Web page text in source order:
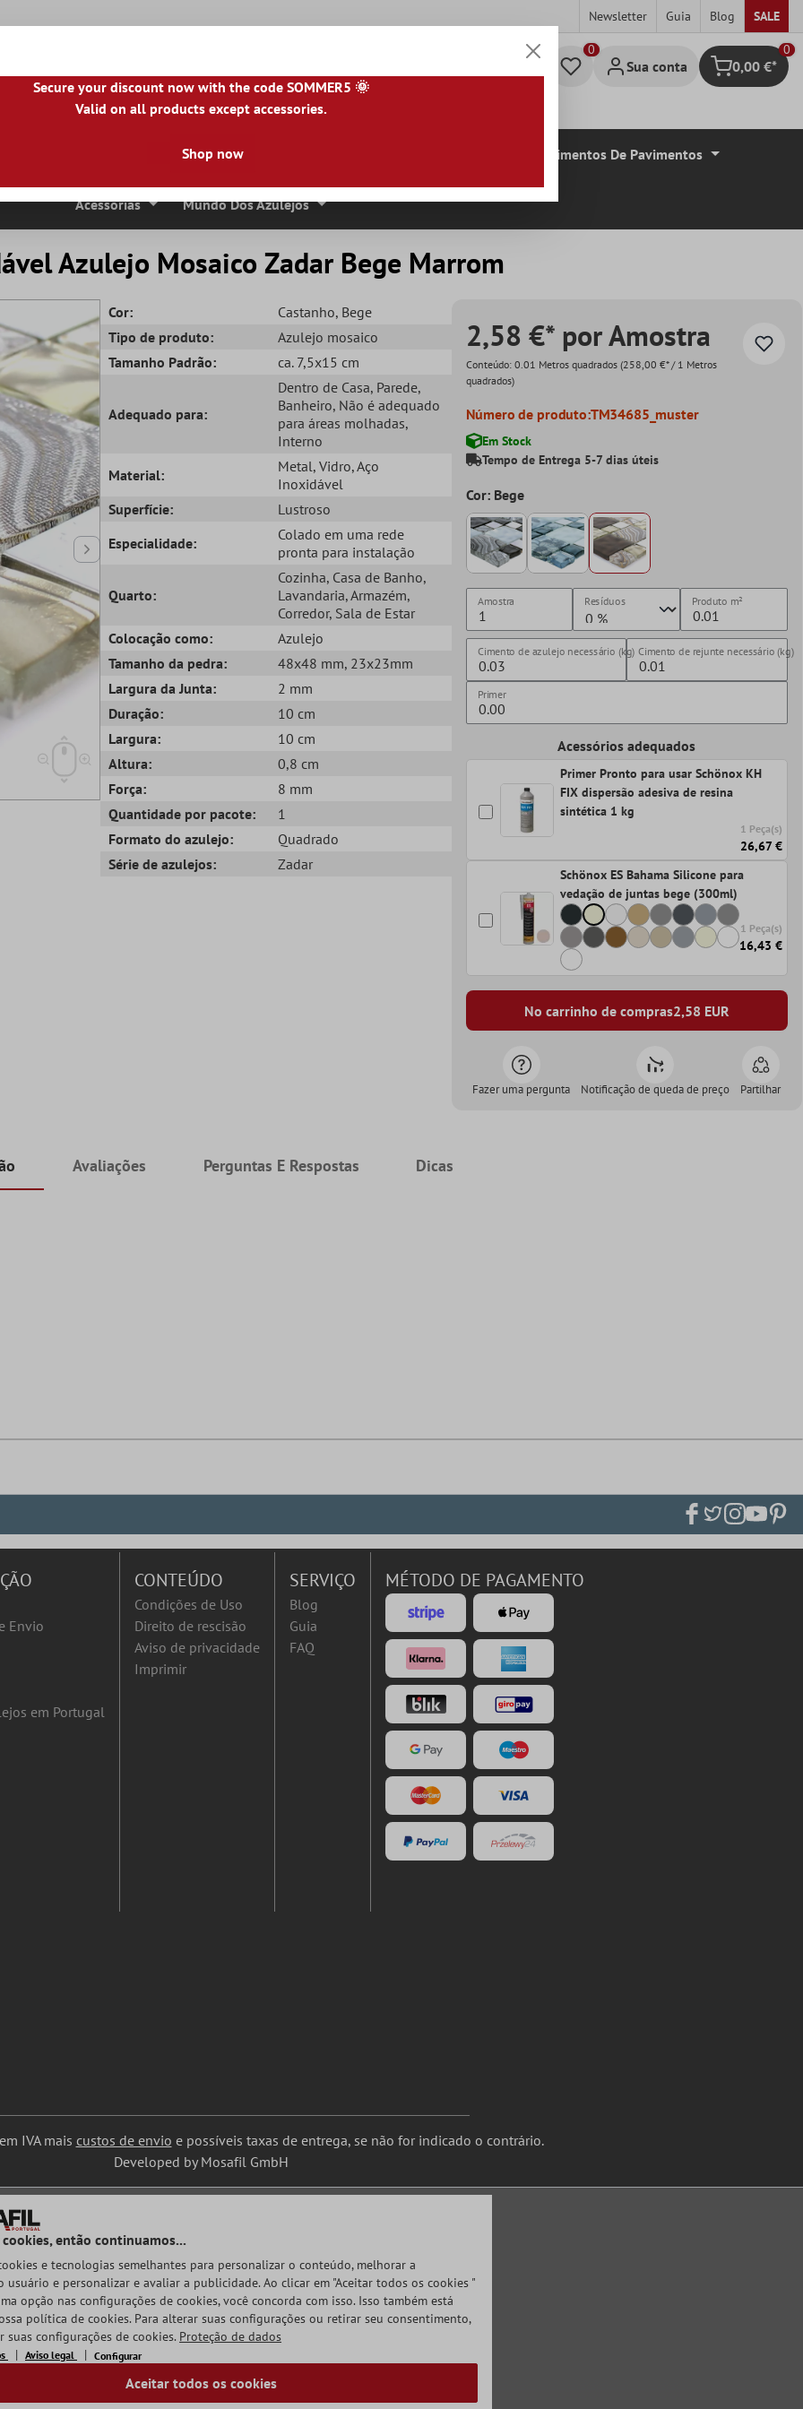
Newsletter Guia Blog SALE
Sua conta Carrinho de
0
0,00 €*
|PL|PT| FI| GR|RO| NO|HU|BG|HR|LU
Ladrilhos De Pedra Natural Lajes De Terraço Revestimentos De Pavimentos
Acessórias Mundo Dos Azulejos
Azulejo Mosaico Zadar Bege Marrom
Cor: Castanho, Bege
Tipo de produto:
Azulejo mosaico
Tamanho Padrão:
ca. 7,5x15 cm
Adequado para:
Dentro de Casa, Parede,
Banheiro, Não é adequado
para áreas molhadas,
Interno
Material:
Metal, Vidro, Aço
Inoxidável
Superfície:
Lustroso
Especialidade:
Colado em uma rede
pronta para instalação
Quarto:
Cozinha, Casa de Banho,
Lavandaria, Armazém,
Corredor, Sala de Estar
Colocação como:
Azulejo
Tamanho da pedra:
48x48 mm, 23x23mm
Largura da Junta:
2 mm
Duração:
10 cm
Largura:
10 cm
Altura:
0,8 cm
Força:
8 mm
Quantidade por pacote:
1
Formato do azulejo:
Quadrado
Série de azulejos:
Zadar
2,58 €* por Amostra
Conteúdo: 0.01 Metros quadrados (258,00 €* / 1 Metros
quadrados)
Número de produto:TM34685_muster
Em Stock
Tempo de Entrega 5-7 dias úteis
Cor: Bege
Amostra Resíduos Produto m²
Cimento de azulejo necessário (kg) Cimento de rejunte necessário (kg)
Primer
Acessórios adequados
Primer Pronto para usar Schönox KH
FIX dispersão adesiva de resina
sintética 1 kg
1 Peça(s)
26,67 €
Schönox ES Bahama Silicone para
vedação de juntas bege (300ml)
1 Peça(s)
16,43 €
No carrinho de compras2,58 EUR
Fazer uma pergunta Notificação de queda de preço Partilhar
Avaliações Perguntas E Respostas Dicas
Envio
em Portugal
CONTEÚDO
Condições de Uso
Direito de rescisão
Aviso de privacidade
Imprimir
SERVIÇO
Blog
Guia
FAQ
MÉTODO DE PAGAMENTO
IVA mais custos de envio e possíveis taxas de entrega, se não for indicado o contrário.
Developed by Mosafil GmbH
cookies, então continuamos...
e tecnologias semelhantes para personalizar o conteúdo, melhorar a
usuário e personalizar e avaliar a publicidade. Ao clicar em "Aceitar todos os cookies "
opção nas configurações de cookies, você concorda com isso. Isso também está
política de cookies. Para alterar suas configurações ou retirar seu consentimento,
suas configurações de cookies. Proteção de dados
Aviso legal Configurar
Aceitar todos os cookies
Secure your discount now with the code SOMMER5 🌞
Valid on all products except accessories.
Shop now